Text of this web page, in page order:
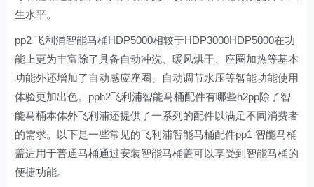
生水平。
pp2 飞利浦智能马桶HDP5000相较于HDP3000HDP5000在功
能上更为丰富除了具备自动冲洗、暖风烘干、座圈加热等基本
功能外还增加了自动感应座圈、自动调节水压等智能功能使用
体验更加出色。pph2飞利浦智能马桶配件有哪些h2pp除了智
能马桶本体外飞利浦还提供了一系列的配件以满足不同消费者
的需求。以下是一些常见的飞利浦智能马桶配件pp1 智能马桶
盖适用于普通马桶通过安装智能马桶盖可以享受到智能马桶的
便捷功能。